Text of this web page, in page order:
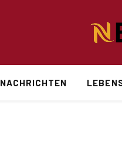
NACHRICHTEN